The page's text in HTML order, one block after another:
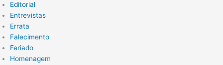
Editorial
Entrevistas
Errata
Falecimento
Feriado
Homenagem